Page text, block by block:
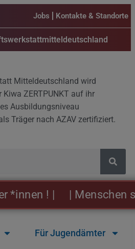
Jobs Kontakte & Standorte
Mitteldeutschland wird
ZERTPUNKT auf ihr
Ausbildungsniveau
Träger nach AZAV zertifiziert.
! | | Menschen sind
Für Jugendämter